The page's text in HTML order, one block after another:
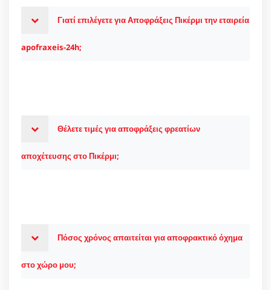
Γιατί επιλέγετε για Αποφράξεις Πικέρμι την εταιρεία
apofraxeis-24h;
Θέλετε τιμές για αποφράξεις φρεατίων
αποχέτευσης στο Πικέρμι;
Πόσος χρόνος απαιτείται για αποφρακτικό όχημα
στο χώρο μου;